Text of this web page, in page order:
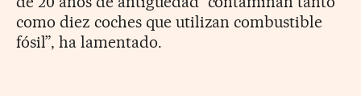
como diez coches que utilizan combustible
fósil”, ha lamentado.